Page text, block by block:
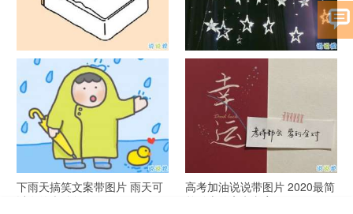
谐音梗土味情话大全带图片 油
腻搞笑的土味情话
很酷的霸气句子带图片 最新霸
气说说高冷范
下雨天搞笑文案带图片 雨天可
以发的幽默句子
高考加油说说带图片 2020最简
单励志的高考文案